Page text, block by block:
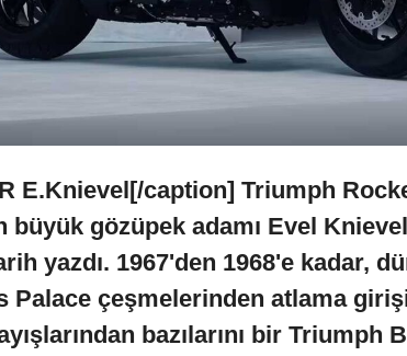
E.Knievel[/caption] Triumph
büyük gözüpek adamı Evel
yazdı. 1967'den 1968'e kadar,
Palace çeşmelerinden atlama
bazılarını bir Triumph